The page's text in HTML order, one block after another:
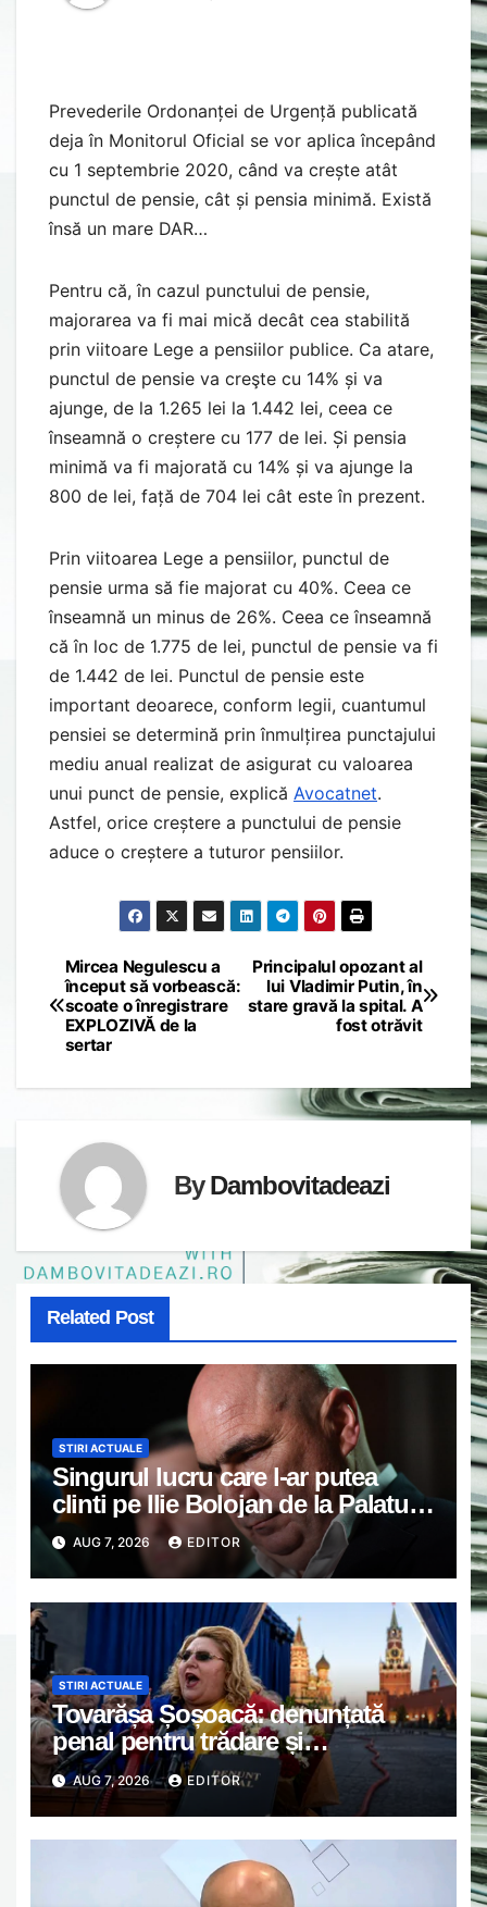
Prevederile Ordonanței de Urgență publicată
deja în Monitorul Oficial se vor aplica începând
cu 1 septembrie 2020, când va crește atât
punctul de pensie, cât și pensia minimă. Există
însă un mare DAR…
Pentru că, în cazul punctului de pensie,
majorarea va fi mai mică decât cea stabilită
prin viitoare Lege a pensiilor publice. Ca atare,
punctul de pensie va creşte cu 14% și va
ajunge, de la 1.265 lei la 1.442 lei, ceea ce
înseamnă o creștere cu 177 de lei. Și pensia
minimă va fi majorată cu 14% și va ajunge la
800 de lei, față de 704 lei cât este în prezent.
Prin viitoarea Lege a pensiilor, punctul de
pensie urma să fie majorat cu 40%. Ceea ce
înseamnă un minus de 26%. Ceea ce înseamnă
că în loc de 1.775 de lei, punctul de pensie va fi
de 1.442 de lei. Punctul de pensie este
important deoarece, conform legii, cuantumul
pensiei se determină prin înmulțirea punctajului
mediu anual realizat de asigurat cu valoarea
unui punct de pensie, explică Avocatnet.
Astfel, orice creștere a punctului de pensie
aduce o creștere a tuturor pensiilor.
Post
navigation
Principalul opozant al
lui Vladimir Putin, în
stare gravă la spital. A
fost otrăvit
Mircea Negulescu a
început să vorbească:
scoate o înregistrare
EXPLOZIVĂ de la
sertar
ByDambovitadeazi
Related Post
STIRI ACTUALE
Singurul lucru care l-ar putea
clinti pe Ilie Bolojan de la Palatul
Victoria. Verdictul lui Bogdan
Chirieac
AUG 7, 2026 EDITOR
STIRI ACTUALE
Tovarășa Șoșoacă: denunțată
penal pentru trădare și
comunicarea de informații false
AUG 7, 2026 EDITOR